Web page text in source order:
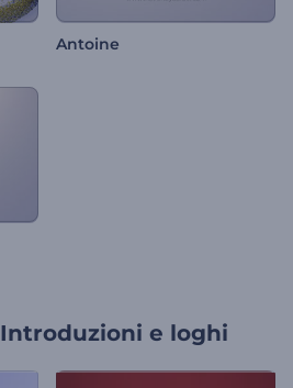
Antoine
Introduzioni e loghi